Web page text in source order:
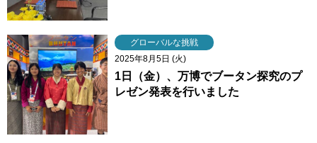
グローバルな挑戦
2025年8月5日 (火)
1日（金）、万博でブータン探究のプ
レゼン発表を行いました